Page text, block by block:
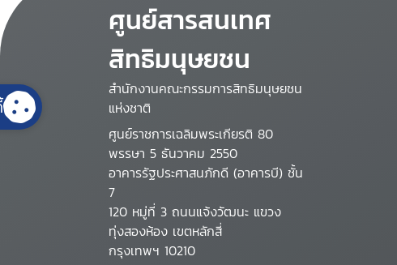
ศูนย์สารสนเทศ
สิทธิมนุษยชน
สำนักงานคณะกรรมการสิทธิมนุษยชน
แห่งชาติ
ศูนย์ราชการเฉลิมพระเกียรติ 80
พรรษา 5 ธันวาคม 2550
อาคารรัฐประศาสนภักดี (อาคารบี) ชั้น
7
120 หมู่ที่ 3 ถนนแจ้งวัฒนะ แขวง
ทุ่งสองห้อง เขตหลักสี่
กรุงเทพฯ 10210